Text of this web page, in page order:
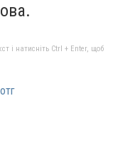
і натисніть Ctrl + Enter, щоб